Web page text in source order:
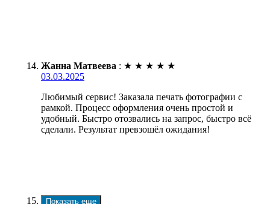
Жанна Матвеева : ★ ★ ★ ★ ★
03.03.2025
Любимый сервис! Заказала печать фотографии с
рамкой. Процесс оформления очень простой и
удобный. Быстро отозвались на запрос, быстро всё
сделали. Результат превзошёл ожидания!
Показать еще